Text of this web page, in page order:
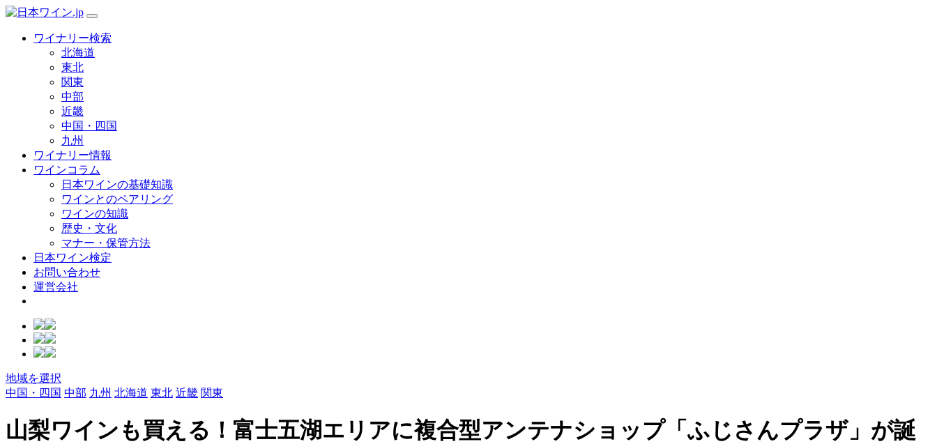
ワイナリー検索
北海道
東北
関東
中部
近畿
中国・四国
九州
ワイナリー情報
ワインコラム
日本ワインの基礎知識
ワインとのペアリング
ワインの知識
歴史・文化
マナー・保管方法
日本ワイン検定
お問い合わせ
運営会社
地域を選択
中国・四国 中部 九州 北海道 東北 近畿 関東
山梨ワインも買える！富士五湖エリアに複合型アンテナショップ「ふじさんプラザ」が誕